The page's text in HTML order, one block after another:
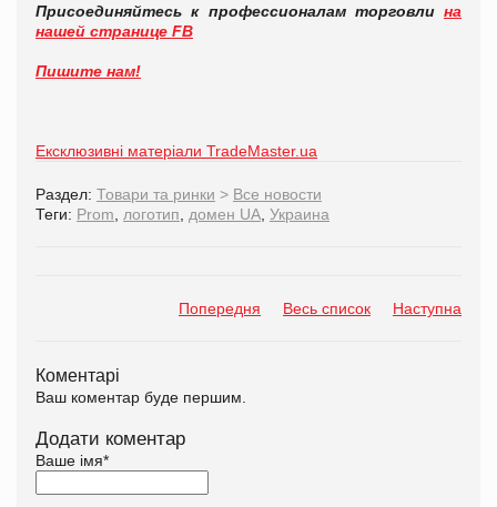
Присоединяйтесь к профессионалам торговли на
нашей странице FB
Пишите нам!
Ексклюзивні матеріали TradeMaster.ua
Раздел: Товари та ринки > Все новости
Теги: Prom логотип домен UA Украина
Попередня Весь список Наступна
Коментарі
Ваш коментар буде першим.
Додати коментар
Ваше імя*